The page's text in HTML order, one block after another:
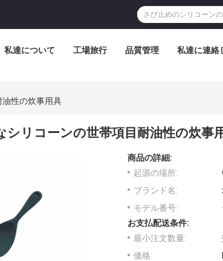
私達について 工場旅行 品質管理 私達に連絡
性の炊事用具
シリコーンの世帯項目耐油性の炊事
商品の詳細:
起源の場所:
ブランド名:
モデル番号:
お支払配送条件:
最小注文数量:
価格: